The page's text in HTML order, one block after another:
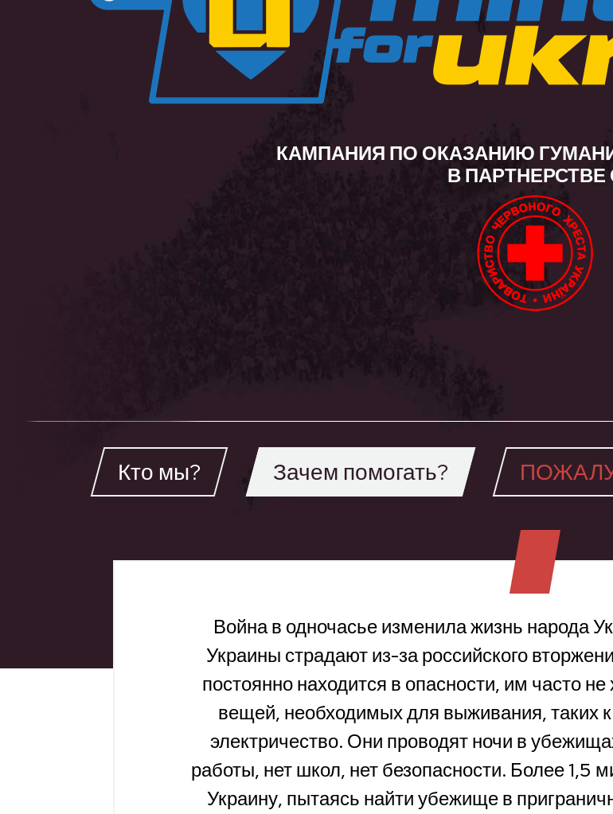
КАМПАНИЯ ПО ОКАЗАНИЮ
В ПАРТНЕРСТВЕ
Кто мы? Зачем помогать?
Война в одночасье изменила жизнь народа
Украины страдают из-за российского
постоянно находится в опасности, им часто
вещей, необходимых для выживания, таких
электричество. Они проводят ночи в
работы, нет школ, нет безопасности. Более 1,5
Украину, пытаясь найти убежище в